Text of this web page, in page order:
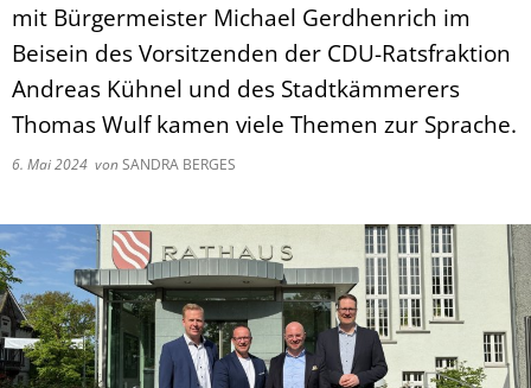
mit Bürgermeister Michael Gerdhenrich im
Beisein des Vorsitzenden der CDU-Ratsfraktion
Andreas Kühnel und des Stadtkämmerers
Thomas Wulf kamen viele Themen zur Sprache.
6. Mai 2024 vonSANDRA BERGES